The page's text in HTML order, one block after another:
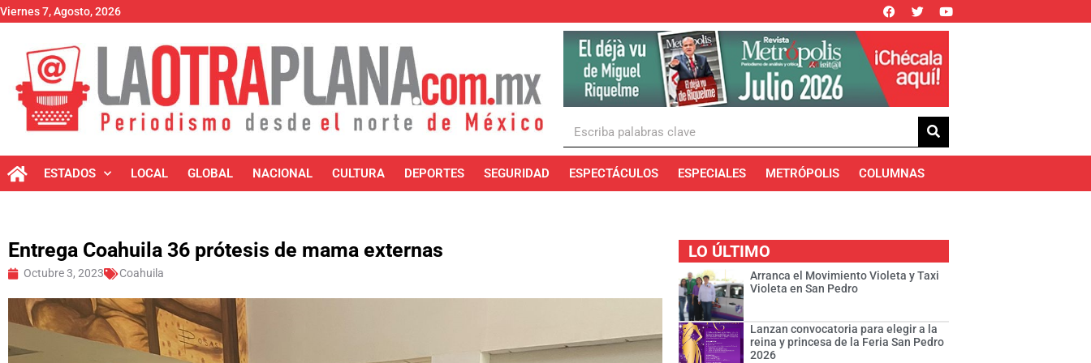
Viernes 7, Agosto, 2026
ESTADOS LOCAL GLOBAL NACIONAL CULTURA DEPORTES SEGURIDAD ESPECTÁCULOS ESPECIALES METRÓPOLIS COLUMNAS
Entrega Coahuila 36 prótesis de mama externas
Octubre 3, 2023 Coahuila
LO ÚLTIMO
Arranca el Movimiento Violeta y Taxi
Violeta en San Pedro
Lanzan convocatoria para elegir a la
reina y princesa de la Feria San Pedro
2026